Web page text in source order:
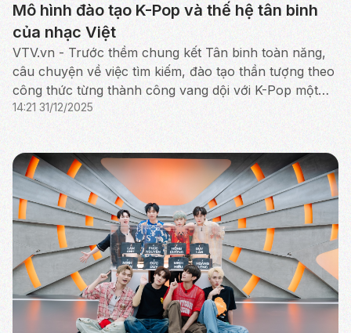
Mô hình đào tạo K-Pop và thế hệ tân binh
của nhạc Việt
VTV.vn - Trước thềm chung kết Tân binh toàn năng,
câu chuyện về việc tìm kiếm, đào tạo thần tượng theo
công thức từng thành công vang dội với K-Pop một
lần nữa lại được nhắc tới.
14:21 31/12/2025